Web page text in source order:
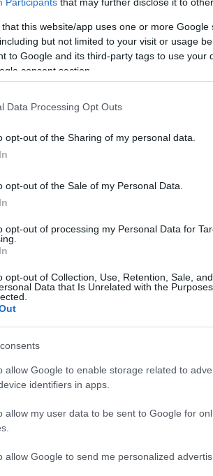
that this website/app uses one or more
but not limited to your visit or usage
to Google and its third-party tags to use your
consent section.
Data Processing Opt Outs
opt-out of the Sharing of my personal data.
opt-out of the Sale of my Personal Data.
opt-out of processing my Personal Data for
opt-out of Collection, Use, Retention, Sale,
Data that Is Unrelated with the
allow Google to enable storage related to
identifiers in apps.
allow my user data to be sent to Google for
allow Google to send me personalized
non è stato necessario rimetterlo
e aggiungete le uova
infine lo zucchero e il lievito.
riposare coperto con un
con l’acquavite.
palline come una noce, (a me
con questa consistenza fate
una noce, lasciatelo cadere
cucina.
e con una siringa riempite
i tuoi video e le tue foto
+39 345 356 7512
di GalluraOggi.it